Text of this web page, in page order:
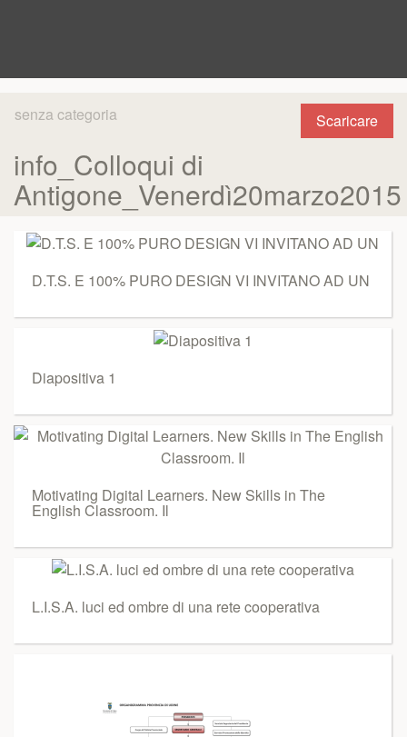
Scaricare
senza categoria
info_Colloqui di
Antigone_Venerdì20marzo2015
D.T.S. E 100% PURO DESIGN VI INVITANO AD UN
Diapositiva 1
Motivating Digital Learners. New Skills in The
English Classroom. Il
L.I.S.A. luci ed ombre di una rete cooperativa